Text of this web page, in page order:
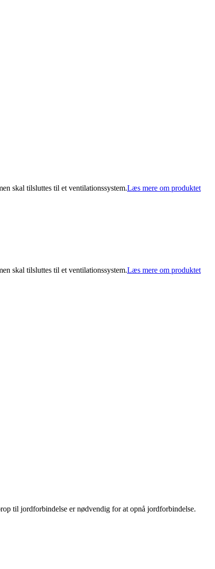
skal tilsluttes til et ventilationssystem.Læs mere om produktet
skal tilsluttes til et ventilationssystem.Læs mere om produktet
til jordforbindelse er nødvendig for at opnå jordforbindelse.